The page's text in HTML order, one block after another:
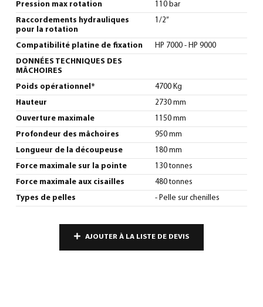
Pression max rotation 110 bar
Raccordements hydrauliques
pour la rotation
1/2”
Compatibilité platine de fixation HP 7000 - HP 9000
DONNÉES TECHNIQUES DES
MÂCHOIRES
Poids opérationnel* 4700 Kg
Hauteur 2730 mm
Ouverture maximale 1150 mm
Profondeur des mâchoires 950 mm
Longueur de la découpeuse 180 mm
Force maximale sur la pointe 130 tonnes
Force maximale aux cisailles 480 tonnes
Types de pelles - Pelle sur chenilles
AJOUTER À LA LISTE DE DEVIS